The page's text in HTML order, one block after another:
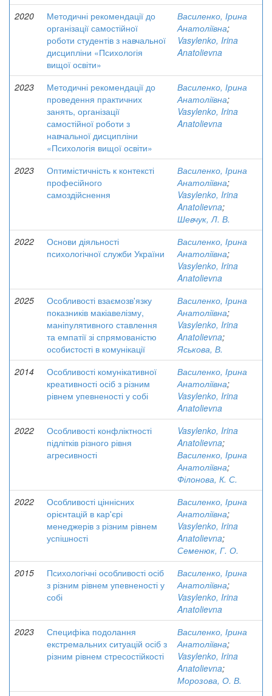
2020
Методичні рекомендації до
організації самостійної
роботи студентів з навчальної
дисципліни «Психологія
вищої освіти»
Василенко, Ірина
Анатоліївна;
Vasylenko, Irina
Anatolievna
2023
Методичні рекомендації до
проведення практичних
занять, організації
самостійної роботи з
навчальної дисципліни
«Психологія вищої освіти»
Василенко, Ірина
Анатоліївна;
Vasylenko, Irina
Anatolievna
2023
Оптимістичність к контексті
професійного
самоздійснення
Василенко, Ірина
Анатоліївна;
Vasylenko, Irina
Anatolievna;
Шевчук, Л. В.
2022
Основи діяльності
психологічної служби України
Василенко, Ірина
Анатоліївна;
Vasylenko, Irina
Anatolievna
2025
Особливості взаємозв'язку
показників макіавелізму,
маніпулятивного ставлення
та емпатії зі спрямованістю
особистості в комунікації
Василенко, Ірина
Анатоліївна;
Vasylenko, Irina
Anatolievna;
Яськова, В.
2014
Особливості комунікативної
креативності осіб з різним
рівнем упевненості у собі
Василенко, Ірина
Анатоліївна;
Vasylenko, Irina
Anatolievna
2022
Особливості конфліктності
підлітків різного рівня
агресивності
Vasylenko, Irina
Anatolievna;
Василенко, Ірина
Анатоліївна;
Філонова, К. С.
2022
Особливості ціннісних
орієнтацій в кар'єрі
менеджерів з різним рівнем
успішності
Василенко, Ірина
Анатоліївна;
Vasylenko, Irina
Anatolievna;
Семенюк, Г. О.
2015
Психологічні особливості осіб
з різним рівнем упевненості у
собі
Василенко, Ірина
Анатоліївна;
Vasylenko, Irina
Anatolievna
2023
Специфіка подолання
екстремальних ситуацій осіб з
різним рівнем стресостійкості
Василенко, Ірина
Анатоліївна;
Vasylenko, Irina
Anatolievna;
Морозова, О. В.